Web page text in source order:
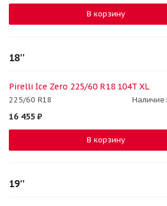
В корзину
18''
Pirelli Ice Zero 225/60 R18 104T XL
225/60 R18 Наличие:
16 455 ₽
В корзину
19''